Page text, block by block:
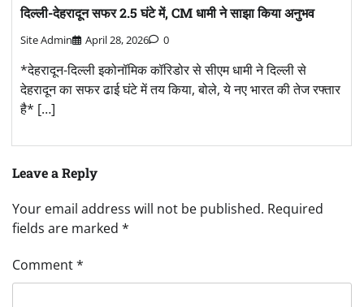
दिल्ली-देहरादून सफर 2.5 घंटे में, CM धामी ने साझा किया अनुभव
Site Admin April 28, 2026 0
*देहरादून-दिल्ली इकोनॉमिक कॉरिडोर से सीएम धामी ने दिल्ली से
देहरादून का सफर ढाई घंटे में तय किया, बोले, ये नए भारत की तेज रफ्तार
है* […]
Leave a Reply
Your email address will not be published. Required
fields are marked *
Comment*